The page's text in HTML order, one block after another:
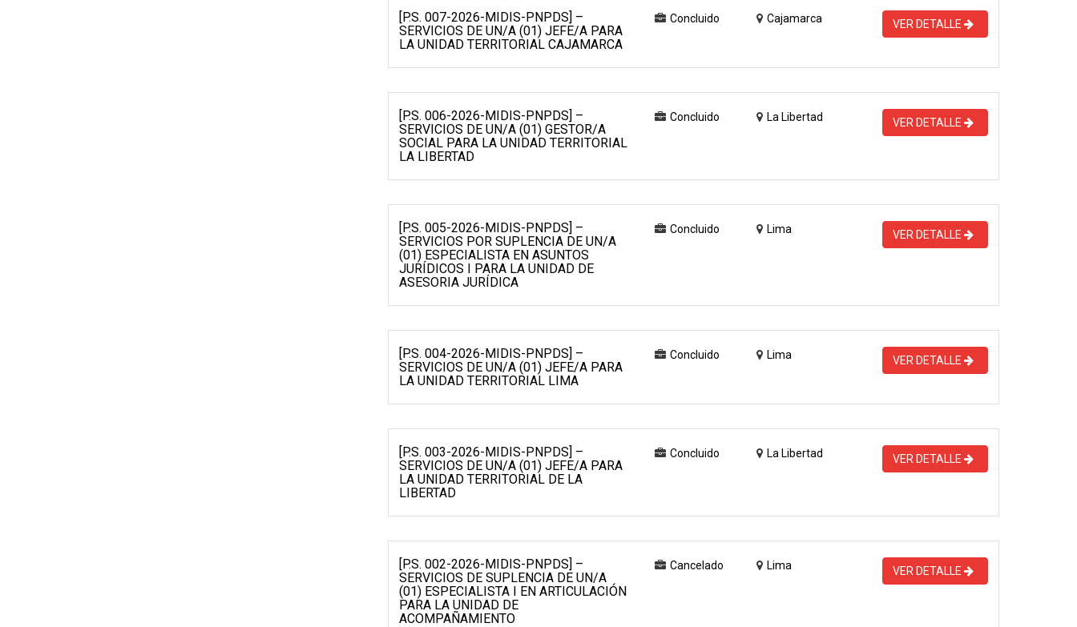
[P.S. 007-2026-MIDIS-PNPDS] –
SERVICIOS DE UN/A (01) JEFE/A PARA
LA UNIDAD TERRITORIAL CAJAMARCA
Concluido Cajamarca VER DETALLE
[P.S. 006-2026-MIDIS-PNPDS] –
SERVICIOS DE UN/A (01) GESTOR/A
SOCIAL PARA LA UNIDAD TERRITORIAL
LA LIBERTAD
Concluido La Libertad VER DETALLE
[P.S. 005-2026-MIDIS-PNPDS] –
SERVICIOS POR SUPLENCIA DE UN/A
(01) ESPECIALISTA EN ASUNTOS
JURÍDICOS I PARA LA UNIDAD DE
ASESORIA JURÍDICA
Concluido Lima VER DETALLE
[P.S. 004-2026-MIDIS-PNPDS] –
SERVICIOS DE UN/A (01) JEFE/A PARA
LA UNIDAD TERRITORIAL LIMA
Concluido Lima VER DETALLE
[P.S. 003-2026-MIDIS-PNPDS] –
SERVICIOS DE UN/A (01) JEFE/A PARA
LA UNIDAD TERRITORIAL DE LA
LIBERTAD
Concluido La Libertad VER DETALLE
[P.S. 002-2026-MIDIS-PNPDS] –
SERVICIOS DE SUPLENCIA DE UN/A
(01) ESPECIALISTA I EN ARTICULACIÓN
PARA LA UNIDAD DE
ACOMPAÑAMIENTO
Cancelado Lima VER DETALLE